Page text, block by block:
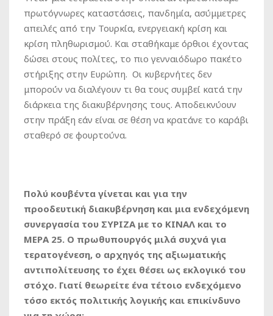
πρωτόγνωρες καταστάσεις, πανδημία, ασύμμετρες
απειλές από την Τουρκία, ενεργειακή κρίση και
κρίση πληθωρισμού. Και σταθήκαμε όρθιοι έχοντας
δώσει στους πολίτες, το πιο γενναιόδωρο πακέτο
στήριξης στην Ευρώπη. Οι κυβερνήτες δεν
μπορούν να διαλέγουν τι θα τους συμβεί κατά την
διάρκεια της διακυβέρνησης τους. Αποδεικνύουν
στην πράξη εάν είναι σε θέση να κρατάνε το καράβι
σταθερό σε φουρτούνα.
Πολύ κουβέντα γίνεται και για την
προοδευτική διακυβέρνηση και μια ενδεχόμενη
συνεργασία του ΣΥΡΙΖΑ με το ΚΙΝΑΛ και το
ΜΕΡΑ 25. Ο πρωθυπουργός μιλά συχνά για
τερατογένεση, ο αρχηγός της αξιωματικής
αντιπολίτευσης το έχει θέσει ως εκλογικό του
στόχο. Γιατί θεωρείτε ένα τέτοιο ενδεχόμενο
τόσο εκτός πολιτικής λογικής και επικίνδυνο